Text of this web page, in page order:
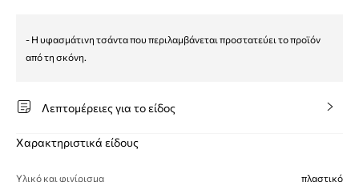
- Η υφασμάτινη τσάντα που περιλαμβάνεται προστατεύει το προϊόν
από τη σκόνη.
Λεπτομέρειες για το είδος
Χαρακτηριστικά είδους
Υλικό και φινίρισμα πλαστικό